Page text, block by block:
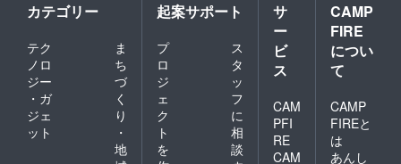
カテゴリー
テク
ノロ
ジー
・ガ
ジェ
ット
ま
ち
づ
く
り
・
地
起案サポート
プ
ロ
ジ
ェ
ク
ト
を
ス
タ
ッ
フ
に
相
談
サ
ー
ビ
ス
CAM
PFI
RE
CAM
CAMP
FIRE
につい
て
CAMP
FIREと
は
あんし